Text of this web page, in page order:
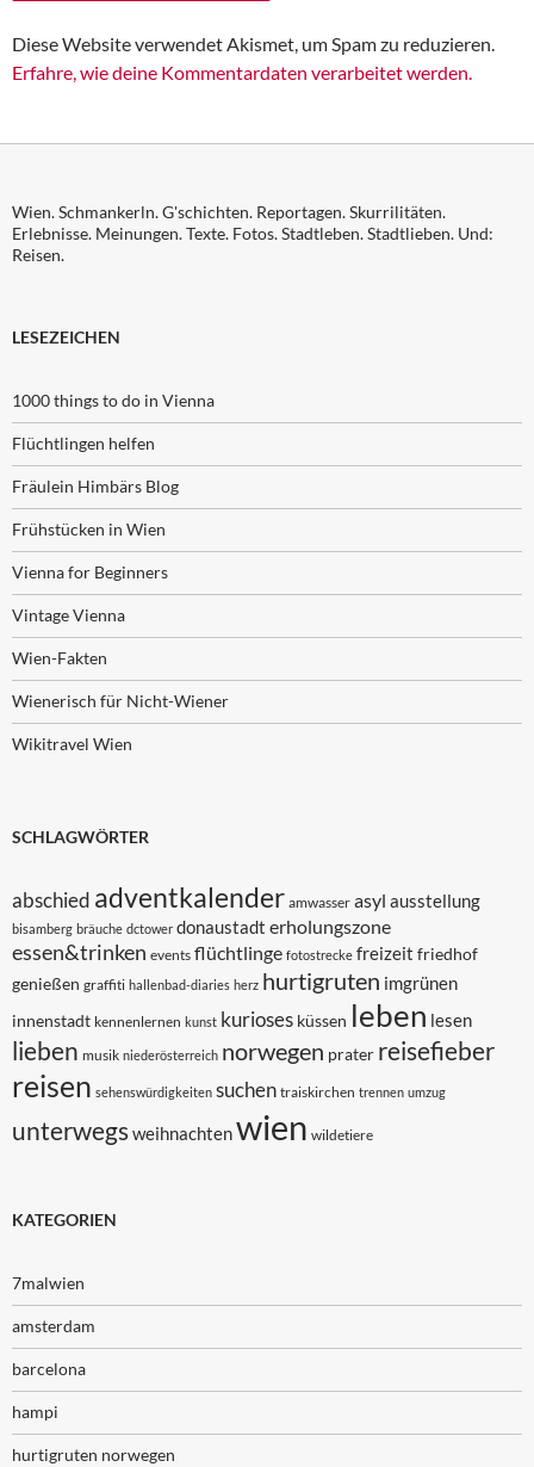
Diese Website verwendet Akismet, um Spam zu reduzieren.
Erfahre, wie deine Kommentardaten verarbeitet werden.
Wien. Schmankerln. G'schichten. Reportagen. Skurrilitäten.
Erlebnisse. Meinungen. Texte. Fotos. Stadtleben. Stadtlieben. Und:
Reisen.
LESEZEICHEN
1000 things to do in Vienna
Flüchtlingen helfen
Fräulein Himbärs Blog
Frühstücken in Wien
Vienna for Beginners
Vintage Vienna
Wien-Fakten
Wienerisch für Nicht-Wiener
Wikitravel Wien
SCHLAGWÖRTER
abschied adventkalender amwasser asyl ausstellung
bisamberg bräuche dctower donaustadt erholungszone
essen&trinken events flüchtlinge fotostrecke freizeit friedhof
genießen graffiti hallenbad-diaries herz hurtigruten imgrünen
innenstadt kennenlernen kunst kurioses küssen leben lesen
lieben musik niederösterreich norwegen prater reisefieber
reisen sehenswürdigkeiten suchen traiskirchen trennen umzug
unterwegsweihnachtenwien wildetiere
KATEGORIEN
7malwien
amsterdam
barcelona
hampi
hurtigruten norwegen